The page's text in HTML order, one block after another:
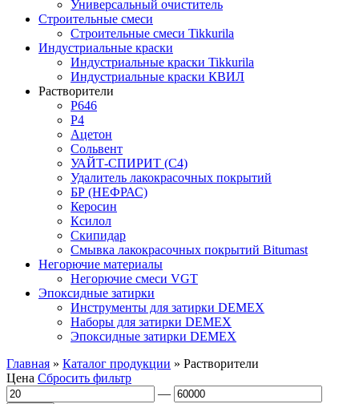
Универсальный очиститель
Строительные смеси
Строительные смеси Tikkurila
Индустриальные краски
Индустриальные краски Tikkurila
Индустриальные краски КВИЛ
Растворители
P646
P4
Ацетон
Сольвент
УАЙТ-СПИРИТ (С4)
Удалитель лакокрасочных покрытий
БР (НЕФРАС)
Керосин
Ксилол
Скипидар
Смывка лакокрасочных покрытий Bitumast
Негорючие материалы
Негорючие смеси VGT
Эпоксидные затирки
Инструменты для затирки DEMEX
Наборы для затирки DEMEX
Эпоксидные затирки DEMEX
Главная » Каталог продукции » Растворители
Цена Сбросить фильтр
—